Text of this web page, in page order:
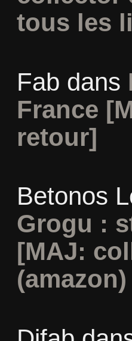
tous les
Fab dans
France
retour]
Betonos
Grogu :
[MAJ: